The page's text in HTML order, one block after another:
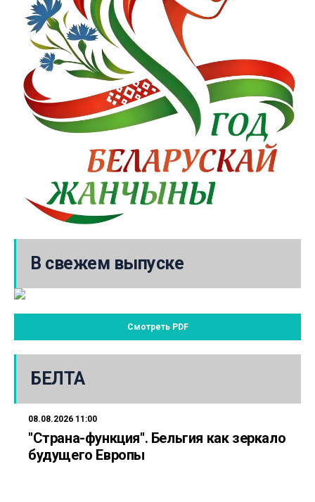
В свежем выпуске
Смотреть PDF
БЕЛТА
08.08.2026 11:00
"Страна-функция". Бельгия как зеркало
будущего Европы